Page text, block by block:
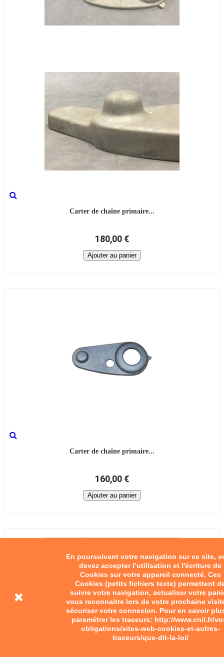
En poursuivant votre navigation sur ce site,
devez accepter l’utilisation et l'écriture de
Cookies sur votre appareil connecté. Ces
Cookies (petits fichiers texte) permettent
suivre votre navigation, actualiser votre
vous reconnaitre lors de votre prochaine
sécuriser votre connexion. Pour en savoir
paramétrer les traceurs: http://www.cnil.fr/
obligations/sites-web-cookies-et-autres-
traceurs/que-dit-la-loi/
Carter de chaîne primaire...
180,00 €
Ajouter au panier
Carter de chaîne primaire...
160,00 €
Ajouter au panier